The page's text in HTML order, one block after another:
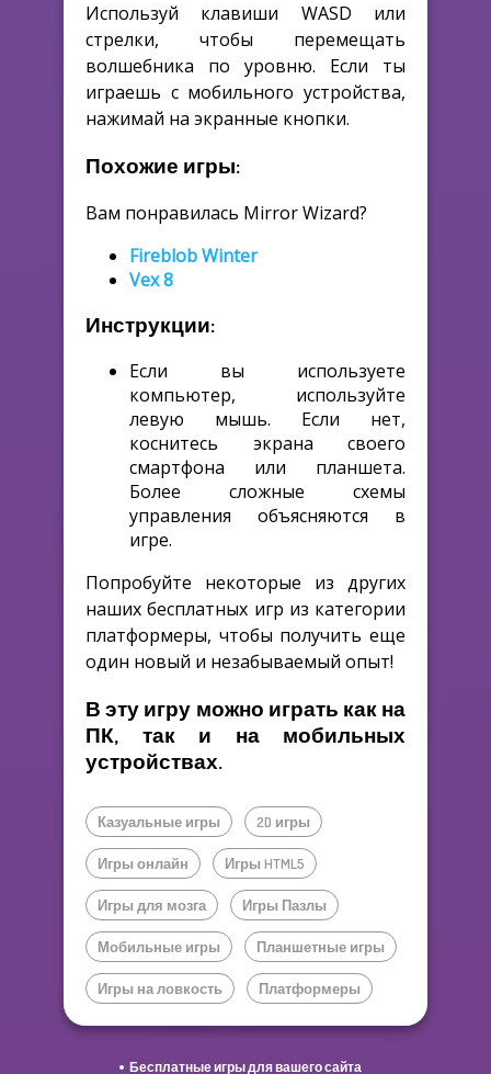
Используй клавиши WASD или
стрелки, чтобы перемещать
волшебника по уровню. Если ты
играешь с мобильного устройства,
нажимай на экранные кнопки.
Похожие игры:
Вам понравилась Mirror Wizard?
Fireblob Winter
Vex 8
Инструкции:
Если вы используете
компьютер, используйте
левую мышь. Если нет,
коснитесь экрана своего
смартфона или планшета.
Более сложные схемы
управления объясняются в
игре.
Попробуйте некоторые из других
наших бесплатных игр из категории
платформеры, чтобы получить еще
один новый и незабываемый опыт!
В эту игру можно играть как на
ПК, так и на мобильных
устройствах.
Казуальные игры 2D игры
Игры онлайн Игры HTML5
Игры для мозга Игры Пазлы
Мобильные игры Планшетные игры
Игры на ловкость Платформеры
Бесплатные игры для вашего сайта